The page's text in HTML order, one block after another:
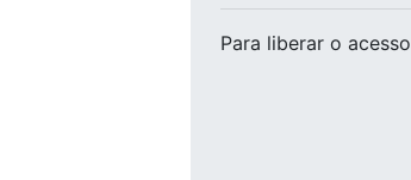
Para liberar o acesso